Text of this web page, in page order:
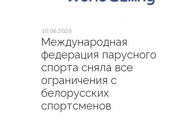
10.06.2026
Международная
федерация парусного
спорта сняла все
ограничения с
белорусских
спортсменов